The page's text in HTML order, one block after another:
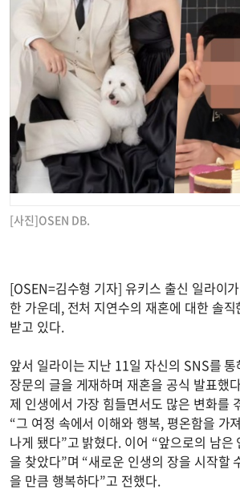
[사진]OSEN DB.
[OSEN=김수형 기자] 유키스 출신 일라이
한 가운데, 전처 지연수의 재혼에 대한 솔
받고 있다.
앞서 일라이는 지난 11일 자신의 SNS를
장문의 글을 게재하며 재혼을 공식 발표했
제 인생에서 가장 힘들면서도 많은 변화를
“그 여정 속에서 이해와 행복, 평온함을 가
나게 됐다”고 밝혔다. 이어 “앞으로의 남은
을 찾았다”며 “새로운 인생의 장을 시작할
을 만큼 행복하다”고 전했다.